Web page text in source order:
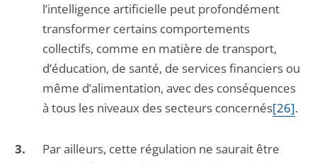
l’intelligence artificielle peut profondément
transformer certains comportements
collectifs, comme en matière de transport,
d’éducation, de santé, de services financiers ou
même d’alimentation, avec des conséquences
à tous les niveaux des secteurs concernés[26].
Par ailleurs, cette régulation ne saurait être